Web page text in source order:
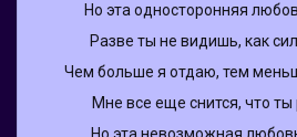
Но эта односторонняя
Разве ты не видишь, как
Чем больше я отдаю, тем
Мне все еще снится, что